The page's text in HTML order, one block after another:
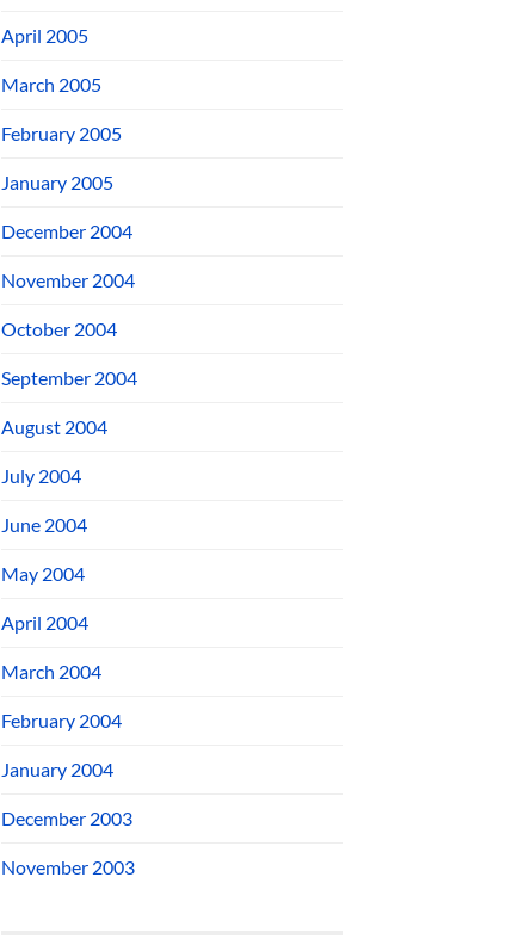
April 2005
March 2005
February 2005
January 2005
December 2004
November 2004
October 2004
September 2004
August 2004
July 2004
June 2004
May 2004
April 2004
March 2004
February 2004
January 2004
December 2003
November 2003